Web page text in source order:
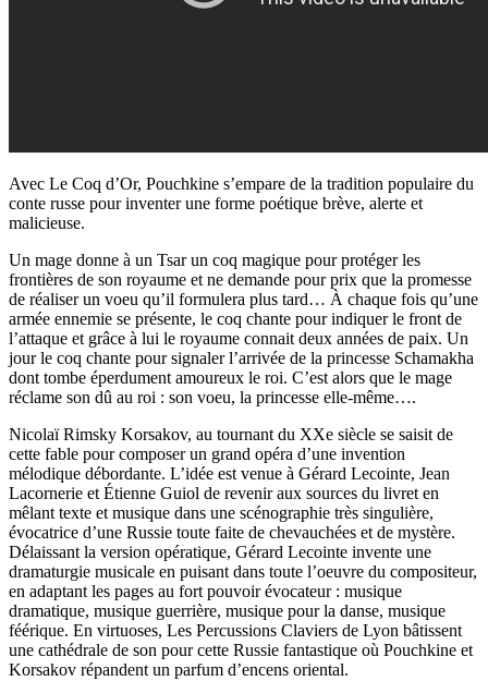
Avec Le Coq d’Or, Pouchkine s’empare de la tradition populaire du
conte russe pour inventer une forme poétique brève, alerte et
malicieuse.
Un mage donne à un Tsar un coq magique pour protéger les
frontières de son royaume et ne demande pour prix que la promesse
de réaliser un voeu qu’il formulera plus tard… À chaque fois qu’une
armée ennemie se présente, le coq chante pour indiquer le front de
l’attaque et grâce à lui le royaume connait deux années de paix. Un
jour le coq chante pour signaler l’arrivée de la princesse Schamakha
dont tombe éperdument amoureux le roi. C’est alors que le mage
réclame son dû au roi : son voeu, la princesse elle-même….
Nicolaï Rimsky Korsakov, au tournant du XXe siècle se saisit de
cette fable pour composer un grand opéra d’une invention
mélodique débordante. L’idée est venue à Gérard Lecointe, Jean
Lacornerie et Étienne Guiol de revenir aux sources du livret en
mêlant texte et musique dans une scénographie très singulière,
évocatrice d’une Russie toute faite de chevauchées et de mystère.
Délaissant la version opératique, Gérard Lecointe invente une
dramaturgie musicale en puisant dans toute l’oeuvre du compositeur,
en adaptant les pages au fort pouvoir évocateur : musique
dramatique, musique guerrière, musique pour la danse, musique
féérique. En virtuoses, Les Percussions Claviers de Lyon bâtissent
une cathédrale de son pour cette Russie fantastique où Pouchkine et
Korsakov répandent un parfum d’encens oriental.